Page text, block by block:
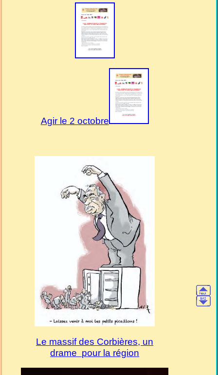
Agir le 2 octobre
Le massif des Corbières, un
drame pour la région